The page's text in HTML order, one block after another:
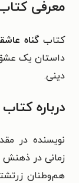
معرفی
کتابگناه
داستان یک
دینی.
درباره
نویسنده در
زمانی در
هم‌وطنان